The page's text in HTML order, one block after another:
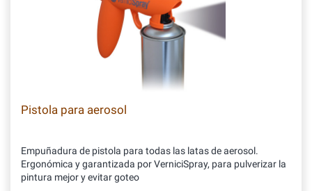
Pistola para aerosol
Empuñadura de pistola para todas las latas de aerosol.
Ergonómica y garantizada por VerniciSpray, para pulverizar la
pintura mejor y evitar goteo